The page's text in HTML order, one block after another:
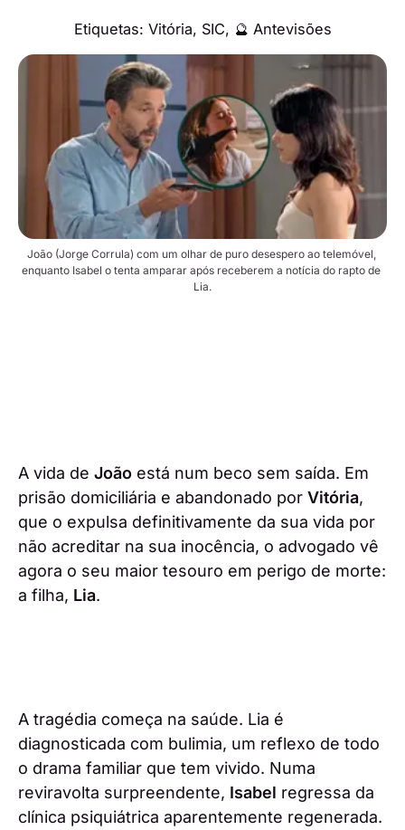
Etiquetas: Vitória, SIC, 🔮 Antevisões
João (Jorge Corrula) com um olhar de puro desespero ao telemóvel,
enquanto Isabel o tenta amparar após receberem a notícia do rapto de
Lia.
A vida de João está num beco sem saída. Em
prisão domiciliária e abandonado por Vitória,
que o expulsa definitivamente da sua vida por
não acreditar na sua inocência, o advogado vê
agora o seu maior tesouro em perigo de morte:
a filha, Lia.
A tragédia começa na saúde. Lia é
diagnosticada com bulimia, um reflexo de todo
o drama familiar que tem vivido. Numa
reviravolta surpreendente, Isabel regressa da
clínica psiquiátrica aparentemente regenerada.